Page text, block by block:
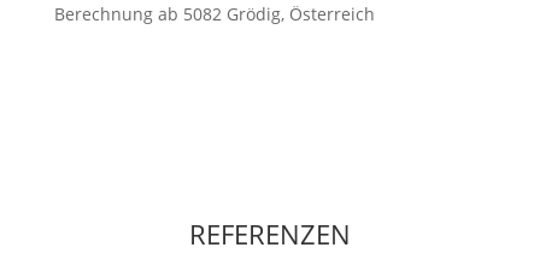
Berechnung ab 5082 Grödig, Österreich
REFERENZEN